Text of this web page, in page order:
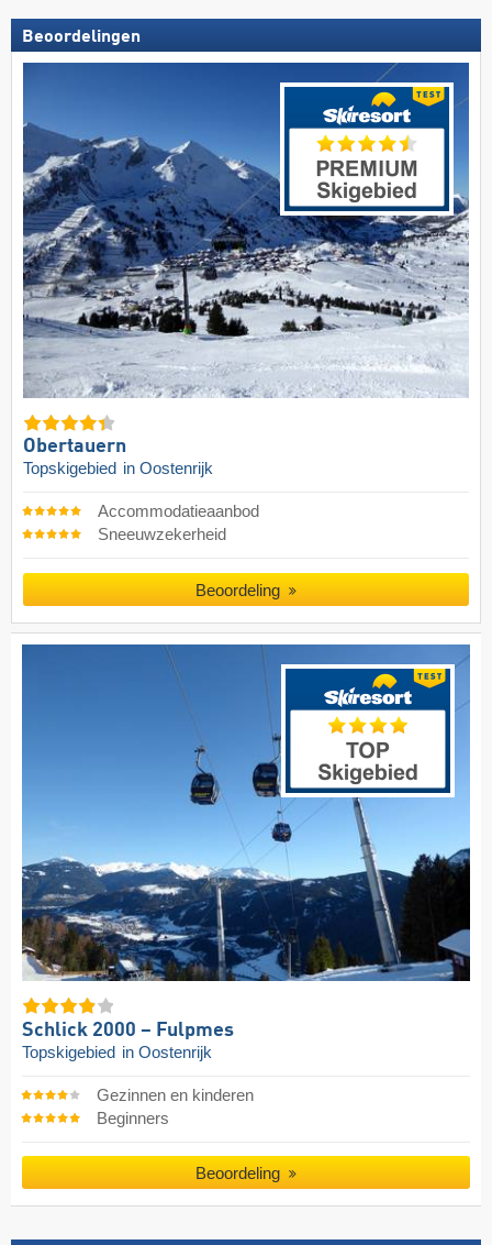
Beoordelingen
Obertauern
Topskigebied in Oostenrijk
Accommodatieaanbod
Sneeuwzekerheid
Beoordeling
Schlick 2000 – Fulpmes
Topskigebied in Oostenrijk
Gezinnen en kinderen
Beginners
Beoordeling